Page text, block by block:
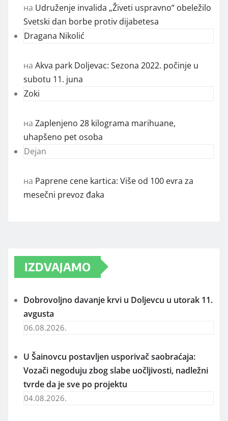
на Udruženje invalida „Živeti uspravno“ obeležilo
Svetski dan borbe protiv dijabetesa
Dragana Nikolić
на Akva park Doljevac: Sezona 2022. počinje u
subotu 11. juna
Zoki
на Zaplenjeno 28 kilograma marihuane,
uhapšeno pet osoba
Dejan
на Paprene cene kartica: Više od 100 evra za
mesečni prevoz đaka
IZDVAJAMO
Dobrovoljno davanje krvi u Doljevcu u utorak 11.
avgusta
06.08.2026.
U Šainovcu postavljen usporivač saobraćaja:
Vozači negoduju zbog slabe uočljivosti, nadležni
tvrde da je sve po projektu
04.08.2026.